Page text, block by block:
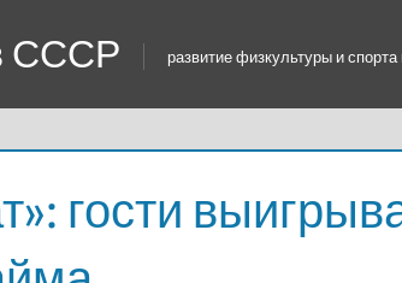
СССР развитие физкультуры и
гости